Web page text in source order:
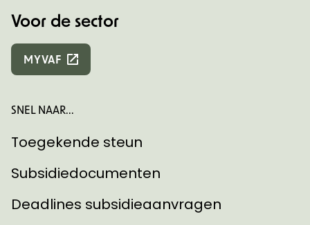
Voor de sector
MYVAF
SNEL NAAR...
Toegekende steun
Subsidiedocumenten
Deadlines subsidieaanvragen